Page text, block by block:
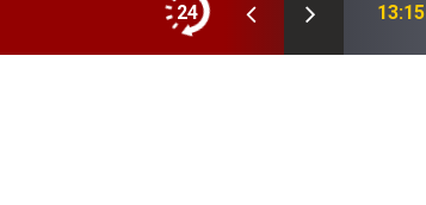
24
ve enstitüler kuruldu, bazıları kapatıldı 13:00